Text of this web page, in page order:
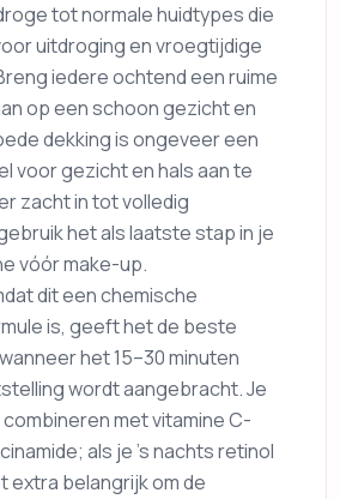
tot normale huidtypes die
uitdroging en vroegtijdige
iedere ochtend een ruime
op een schoon gezicht en
dekking is ongeveer een
voor gezicht en hals aan te
zacht in tot volledig
het als laatste stap in je
vóór make-up.
dit een chemische
is, geeft het de beste
het 15–30 minuten
wordt aangebracht. Je
met vitamine C-
als je ’s nachts retinol
extra belangrijk om de